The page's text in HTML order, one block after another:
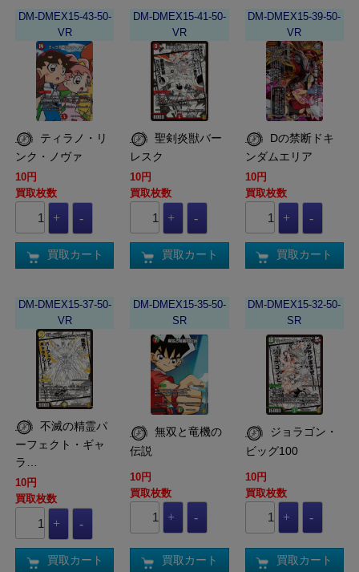
DM-DMEX15-43-50-
VR
ンク・ノヴァ
10円
買取枚数
買取カート
DM-DMEX15-41-50-
VR
聖剣炎獣バー
レスク
10円
買取枚数
買取カート
DM-DMEX15-39-50-
VR
ンダムエリア
10円
買取枚数
買取カート
DM-DMEX15-37-50-
VR
ーフェクト・ギャ
ラ…
10円
買取枚数
買取カート
DM-DMEX15-35-50-
SR
無双と竜機の
伝説
10円
買取枚数
買取カート
DM-DMEX15-32-50-
SR
ビッグ100
10円
買取枚数
買取カート